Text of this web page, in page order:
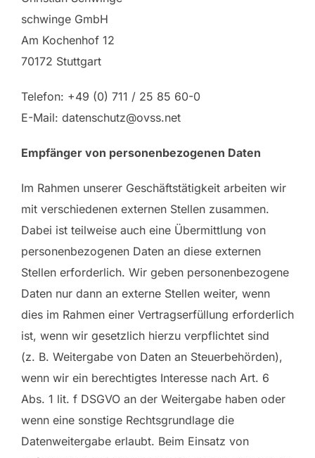
schwinge GmbH
Am Kochenhof 12
70172 Stuttgart
Telefon: +49 (0) 711 / 25 85 60-0
E-Mail: datenschutz@ovss.net
Empfänger von personenbezogenen Daten
Im Rahmen unserer Geschäftstätigkeit arbeiten wir
mit verschiedenen externen Stellen zusammen.
Dabei ist teilweise auch eine Übermittlung von
personenbezogenen Daten an diese externen
Stellen erforderlich. Wir geben personenbezogene
Daten nur dann an externe Stellen weiter, wenn
dies im Rahmen einer Vertragserfüllung erforderlich
ist, wenn wir gesetzlich hierzu verpflichtet sind
(z. B. Weitergabe von Daten an Steuerbehörden),
wenn wir ein berechtigtes Interesse nach Art. 6
Abs. 1 lit. f DSGVO an der Weitergabe haben oder
wenn eine sonstige Rechtsgrundlage die
Datenweitergabe erlaubt. Beim Einsatz von